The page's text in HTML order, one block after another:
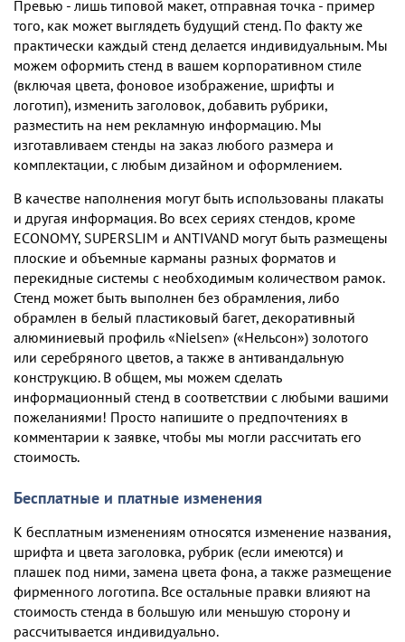
Превью - лишь типовой макет, отправная точка - пример
того, как может выглядеть будущий стенд. По факту же
практически каждый стенд делается индивидуальным. Мы
можем оформить стенд в вашем корпоративном стиле
(включая цвета, фоновое изображение, шрифты и
логотип), изменить заголовок, добавить рубрики,
разместить на нем рекламную информацию. Мы
изготавливаем стенды на заказ любого размера и
комплектации, c любым дизайном и оформлением.
В качестве наполнения могут быть использованы плакаты
и другая информация. Во всех сериях стендов, кроме
ECONOMY, SUPERSLIM и ANTIVAND могут быть размещены
плоские и объемные карманы разных форматов и
перекидные системы с необходимым количеством рамок.
Стенд может быть выполнен без обрамления, либо
обрамлен в белый пластиковый багет, декоративный
алюминиевый профиль «Nielsen» («Нельсон») золотого
или серебряного цветов, а также в антивандальную
конструкцию. В общем, мы можем сделать
информационный стенд в соответствии с любыми вашими
пожеланиями! Просто напишите о предпочтениях в
комментарии к заявке, чтобы мы могли рассчитать его
стоимость.
Бесплатные и платные изменения
К бесплатным изменениям относятся изменение названия,
шрифта и цвета заголовка, рубрик (если имеются) и
плашек под ними, замена цвета фона, а также размещение
фирменного логотипа. Все остальные правки влияют на
стоимость стенда в большую или меньшую сторону и
рассчитывается индивидуально.